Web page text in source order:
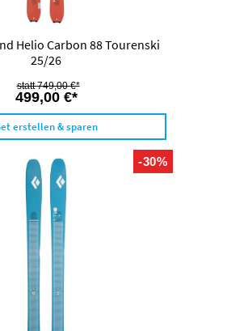
Helio Carbon 88 Tourenski
25/26
499,00 €*
749,00 €*
erstellen & sparen
-30%